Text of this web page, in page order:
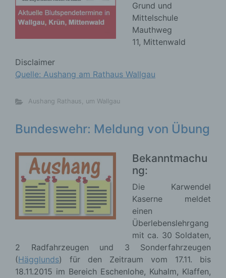
Grund und
Mittelschule
Mauthweg
11, Mittenwald
Disclaimer
Quelle: Aushang am Rathaus Wallgau
Aushang Rathaus, um Wallgau
Bundeswehr: Meldung von Übung
Bekanntmachu
ng:
Die Karwendel
Kaserne meldet
einen
Überlebenslehrgang
mit ca. 30 Soldaten,
2 Radfahrzeugen und 3 Sonderfahrzeugen
(Hägglunds) für den Zeitraum vom 17.11. bis
18.11.2015 im Bereich Eschenlohe, Kuhalm, Klaffen,